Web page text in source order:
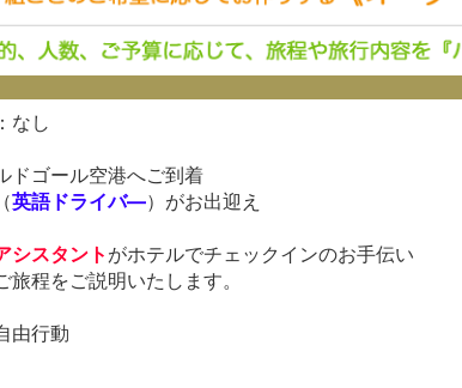
なし
ドゴール空港へご到着
英語ドライバ―）がお出迎え
シスタント がホテルでチェックインのお手伝い
旅程をご説明いたします。
由行動